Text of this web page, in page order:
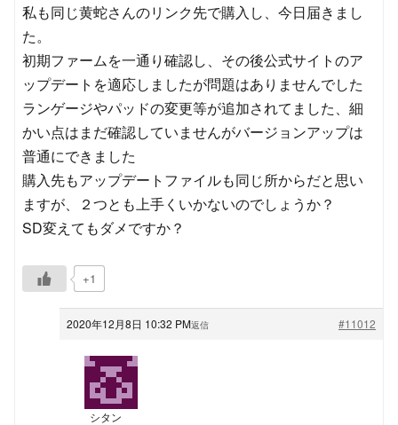
私も同じ黄蛇さんのリンク先で購入し、今日届きまし
た。
初期ファームを一通り確認し、その後公式サイトのア
ップデートを適応しましたが問題はありませんでした
ランゲージやパッドの変更等が追加されてました、細
かい点はまだ確認していませんがバージョンアップは
普通にできました
購入先もアップデートファイルも同じ所からだと思い
ますが、２つとも上手くいかないのでしょうか？
SD変えてもダメですか？
+1
2020年12月8日 10:32 PM #11012
返信
シタン